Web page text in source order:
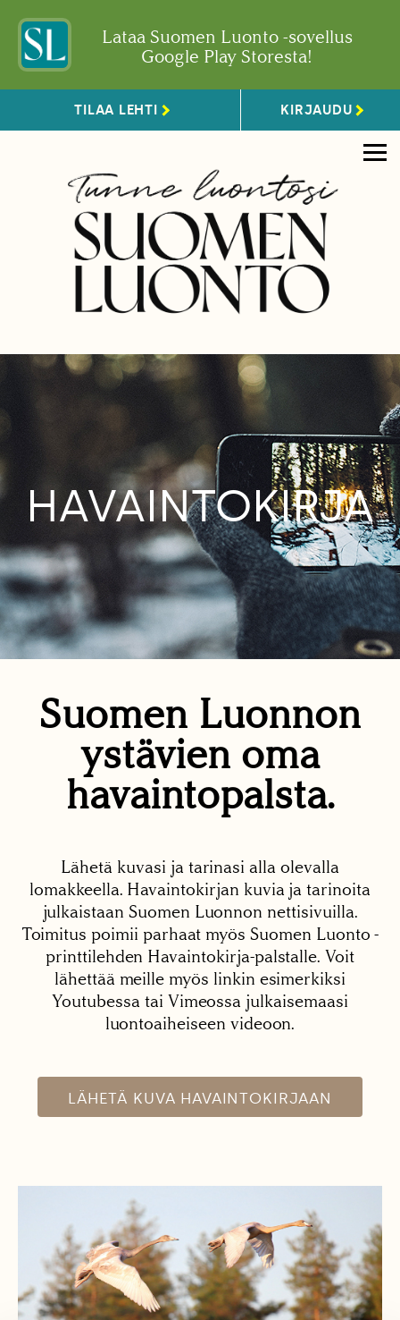
Lataa Suomen Luonto -sovellus
Google Play Storesta!
TILAA LEHTI KIRJAUDU
HAVAINTOKIRJA
Suomen Luonnon
ystävien oma
havaintopalsta.
Lähetä kuvasi ja tarinasi alla olevalla
lomakkeella. Havaintokirjan kuvia ja tarinoita
julkaistaan Suomen Luonnon nettisivuilla.
Toimitus poimii parhaat myös Suomen Luonto -
printtilehden Havaintokirja-palstalle. Voit
lähettää meille myös linkin esimerkiksi
Youtubessa tai Vimeossa julkaisemaasi
luontoaiheiseen videoon.
LÄHETÄ KUVA HAVAINTOKIRJAAN